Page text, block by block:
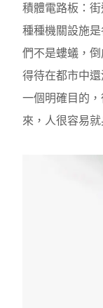
積體電路板：
種種機關設施
們不是螻蟻，
得待在都市中
一個明確目的
來，人很容易就